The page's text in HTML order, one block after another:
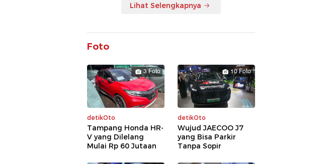
Lihat Selengkapnya
Foto
3 Foto
detikOto
Tampang Honda HR-
V yang Dilelang
Mulai Rp 60 Jutaan
10 Foto
detikOto
Wujud JAECOO J7
yang Bisa Parkir
Tanpa Sopir